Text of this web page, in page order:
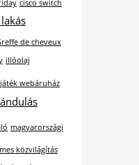
cisco switch
de cheveux
illóolaj
játék webáruház
magyarországi
közvilágítás